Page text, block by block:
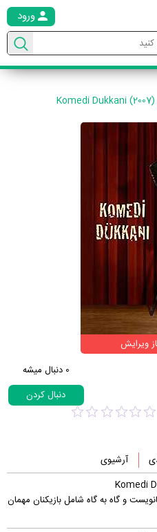
ورود
ویرایش
0 دنبال میشه
دنبال کردن
آرشیوی
و گاه به گاه شامل بازیکنان مهمان